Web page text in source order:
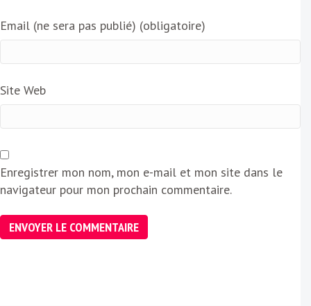
Email (ne sera pas publié) (obligatoire)
Site Web
Enregistrer mon nom, mon e-mail et mon site dans le
navigateur pour mon prochain commentaire.